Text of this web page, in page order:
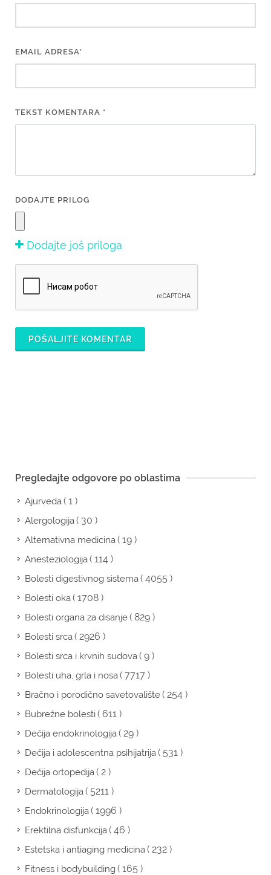
EMAIL ADRESA*
TEKST KOMENTARA *
DODAJTE PRILOG
Dodajte još priloga
POŠALJITE KOMENTAR
Pregledajte odgovore po oblastima
Ajurveda( 1 )
Alergologija( 30 )
Alternativna medicina( 19 )
Anesteziologija( 114 )
Bolesti digestivnog sistema( 4055 )
Bolesti oka( 1708 )
Bolesti organa za disanje( 829 )
Bolesti srca( 2926 )
Bolesti srca i krvnih sudova( 9 )
Bolesti uha, grla i nosa( 7717 )
Bračno i porodično savetovalište( 254 )
Bubrežne bolesti( 611 )
Dečija endokrinologija( 29 )
Dečija i adolescentna psihijatrija( 531 )
Dečija ortopedija( 2 )
Dermatologija( 5211 )
Endokrinologija( 1996 )
Erektilna disfunkcija( 46 )
Estetska i antiaging medicina( 232 )
Fitness i bodybuilding( 165 )